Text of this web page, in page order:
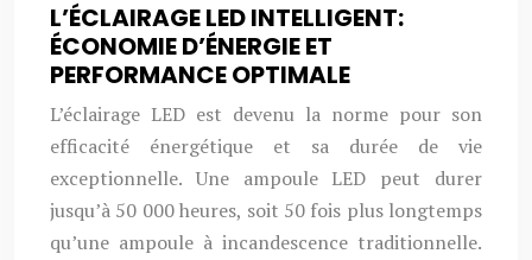
L’ÉCLAIRAGE LED INTELLIGENT:
ÉCONOMIE D’ÉNERGIE ET
PERFORMANCE OPTIMALE
L’éclairage LED est devenu la norme pour son
efficacité énergétique et sa durée de vie
exceptionnelle. Une ampoule LED peut durer
jusqu’à 50 000 heures, soit 50 fois plus longtemps
qu’une ampoule à incandescence traditionnelle.